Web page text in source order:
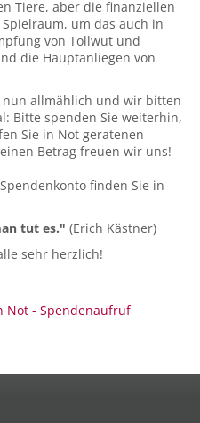
Tiere, aber die finanziellen
um das auch in
von Tollwut und
die Hauptanliegen von
nun allmählich und wir bitten
Bitte spenden Sie weiterhin,
Sie in Not geratenen
Betrag freuen wir uns!
finden Sie in
tut es." (Erich Kästner)
sehr herzlich!
Not - Spendenaufruf